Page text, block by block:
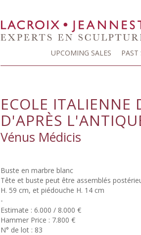
UPCOMING SALES PAST
ECOLE ITALIENNE
D'APRÈS
Vénus Médicis
Buste en marbre blanc
Tête et buste peut être assemblés
H. 59 cm, et piédouche H. 14 cm
-
Estimate : 6.000 / 8.000 €
Hammer Price : 7.800 €
N° de lot : 83